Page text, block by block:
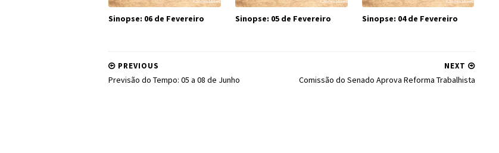
Sinopse: 06 de Fevereiro Sinopse: 05 de Fevereiro Sinopse: 04 de Fevereiro
NEXT
Comissão do Senado Aprova Reforma Trabalhista
PREVIOUS
Previsão do Tempo: 05 a 08 de Junho